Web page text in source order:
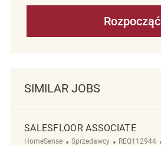
Rozpocząć
SIMILAR JOBS
SALESFLOOR ASSOCIATE
HomeSense Kategoria
Sprzedawcy ReqId
REQ112944